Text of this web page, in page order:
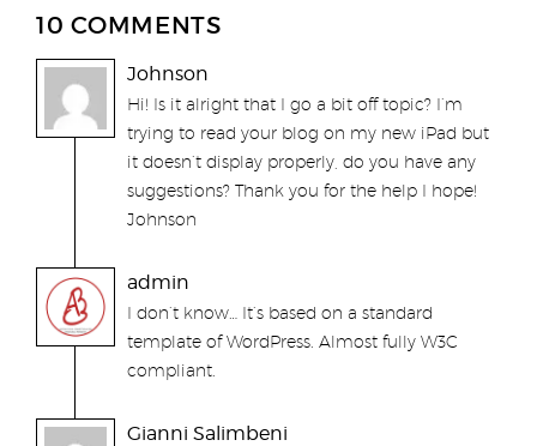
10 COMMENTS
Johnson
Hi! Is it alright that I go a bit off topic? I’m
trying to read your blog on my new iPad but
it doesn’t display properly, do you have any
suggestions? Thank you for the help I hope!
Johnson
admin
I don’t know… It’s based on a standard
template of WordPress. Almost fully W3C
compliant.
Gianni Salimbeni